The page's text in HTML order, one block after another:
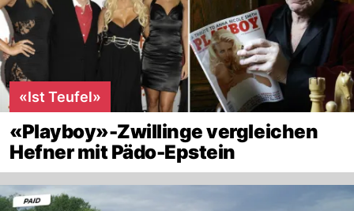
«Ist Teufel»
«Playboy»-Zwillinge vergleichen
Hefner mit Pädo-Epstein